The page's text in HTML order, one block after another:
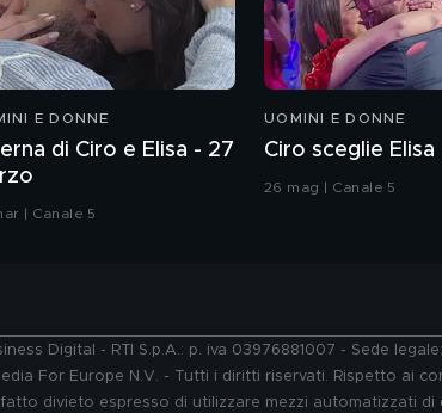
E DONNE
di Ciro e Elisa - 27
| Canale 5
UOMINI E DONNE
Ciro sceglie Elisa
26 mag | Canale 5
Digital - RTI S.p.A.: p. iva 03976881007 - Sede
For Europe N.V. - Tutti i diritti riservati. Rispetto ai
divieto espresso di utilizzare mezzi automatizzati di